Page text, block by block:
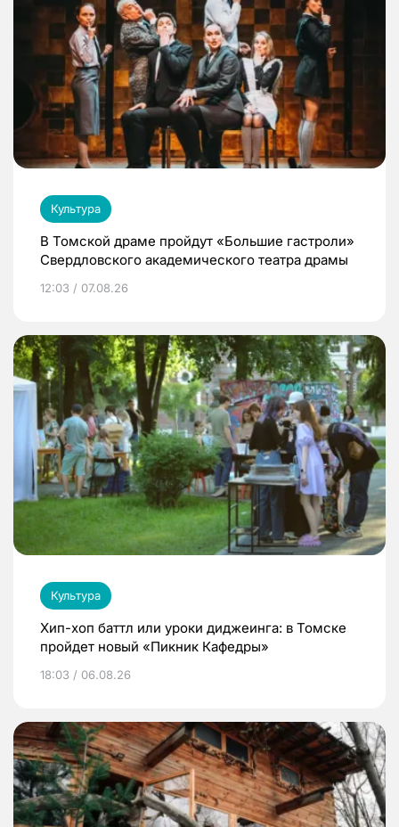
Культура
В Томской драме пройдут «Большие гастроли»
Свердловского академического театра драмы
12:03 / 07.08.26
Культура
Хип-хоп баттл или уроки диджеинга: в Томске
пройдет новый «Пикник Кафедры»
18:03 / 06.08.26